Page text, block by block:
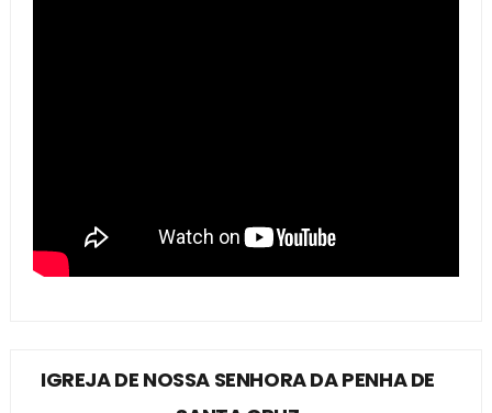
IGREJA DE NOSSA SENHORA DA PENHA DE